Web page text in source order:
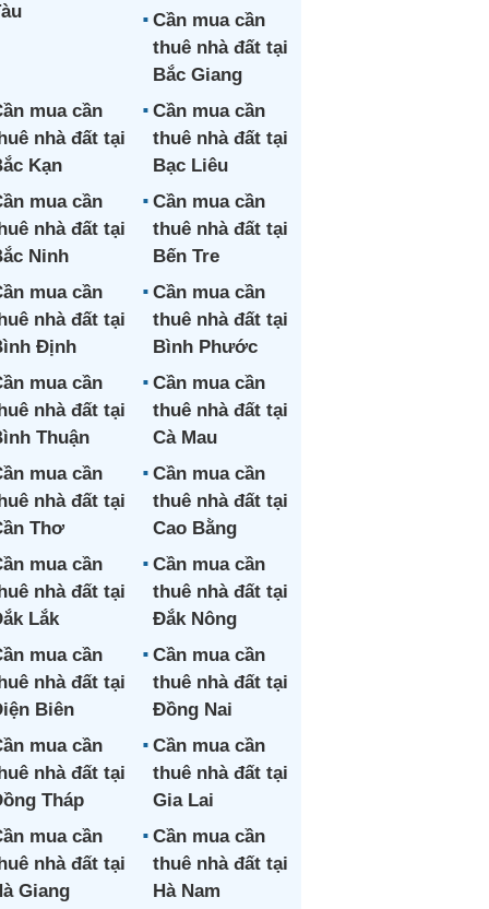
Cần mua cần
thuê nhà đất tại
Bắc Giang
mua cần
nhà đất tại
Kạn
Cần mua cần
thuê nhà đất tại
Bạc Liêu
mua cần
nhà đất tại
Ninh
Cần mua cần
thuê nhà đất tại
Bến Tre
mua cần
nhà đất tại
Định
Cần mua cần
thuê nhà đất tại
Bình Phước
mua cần
nhà đất tại
Thuận
Cần mua cần
thuê nhà đất tại
Cà Mau
mua cần
nhà đất tại
Thơ
Cần mua cần
thuê nhà đất tại
Cao Bằng
mua cần
nhà đất tại
Lắk
Cần mua cần
thuê nhà đất tại
Đắk Nông
mua cần
nhà đất tại
Biên
Cần mua cần
thuê nhà đất tại
Đồng Nai
mua cần
nhà đất tại
Tháp
Cần mua cần
thuê nhà đất tại
Gia Lai
mua cần
nhà đất tại
Giang
Cần mua cần
thuê nhà đất tại
Hà Nam